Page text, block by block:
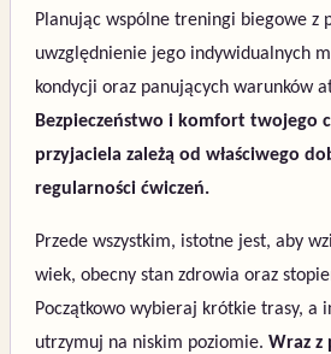
Planując wspólne treningi biegowe z
uwzględnienie jego indywidualnych
kondycji oraz panujących warunków
Bezpieczeństwo i komfort twojego
przyjaciela zależą od właściwego
regularności ćwiczeń.
Przede wszystkim, istotne jest, aby
wiek, obecny stan zdrowia oraz
Początkowo wybieraj krótkie trasy, a
utrzymuj na niskim poziomie. Wraz z